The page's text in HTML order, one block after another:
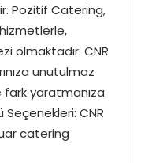
Pozitif Catering,
olmaktadır. CNR
unutulmaz
yaratmanıza
Seçenekleri: CNR
catering